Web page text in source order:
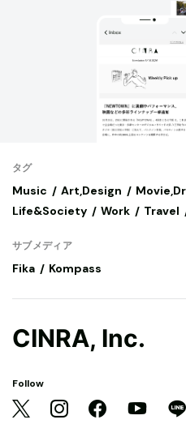
タグ
Music Art,Design
Life&Society
Work Travel
サブメディア
Fika Kompass
CINRA, Inc.
Follow